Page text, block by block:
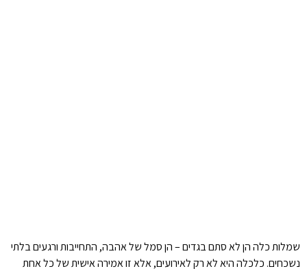
שמלות כלה הן לא סתם בגדים – הן סמל של אהבה, התחייבות ורגעים בלתי
נשכחים. כלכלה היא לא רק לאירועים, אלא זו אמירה אישית של כל אחת